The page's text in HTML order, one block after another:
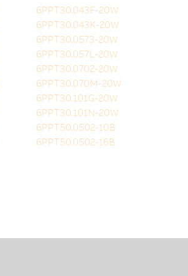
6PPT30.043F-20W
6PPT30.043K-20W
6PPT30.0573-20W
6PPT30.057L-20W
6PPT30.0702-20W
6PPT30.070M-20W
6PPT30.101G-20W
6PPT30.101N-20W
6PPT50.0502-10B
6PPT50.0502-16B